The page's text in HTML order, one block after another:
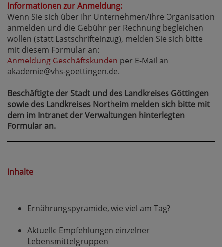
Informationen zur Anmeldung:
Wenn Sie sich über Ihr Unternehmen/Ihre Organisation
anmelden und die Gebühr per Rechnung begleichen
wollen (statt Lastschrifteinzug), melden Sie sich bitte
mit diesem Formular an:
Anmeldung Geschäftskunden per E-Mail an
akademie@vhs-goettingen.de.
Beschäftigte der Stadt und des Landkreises Göttingen
sowie des Landkreises Northeim melden sich bitte mit
dem im Intranet der Verwaltungen hinterlegten
Formular an.
Inhalte
Ernährungspyramide, wie viel am Tag?
Aktuelle Empfehlungen einzelner
Lebensmittelgruppen